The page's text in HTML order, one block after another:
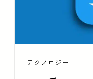
テクノロジー